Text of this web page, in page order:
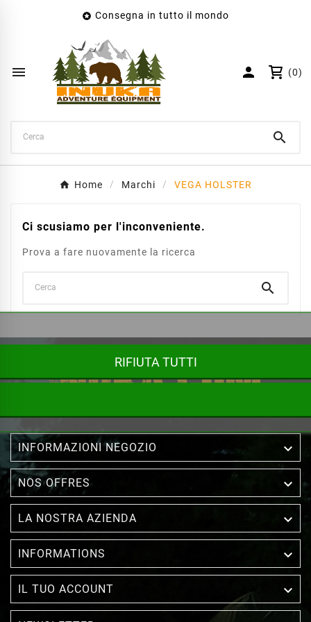
 Consegna in tutto il mondo
  (0)

Home Marchi VEGA HOLSTER
Ci scusiamo per l'inconveniente.
Prova a fare nuovamente la ricerca

INFORMAZIONI NEGOZIO 
NOS OFFRES 
LA NOSTRA AZIENDA 
INFORMATIONS 
IL TUO ACCOUNT 
Nome lista dei desideri
RIFIUTA TUTTI